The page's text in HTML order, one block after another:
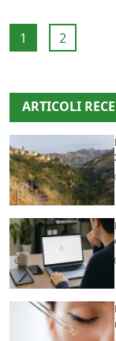
1 2
ARTICOLI